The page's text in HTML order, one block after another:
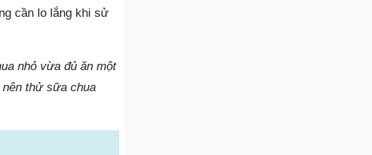
cần lo lắng khi sử
nhỏ vừa đủ ăn một
thử sữa chua